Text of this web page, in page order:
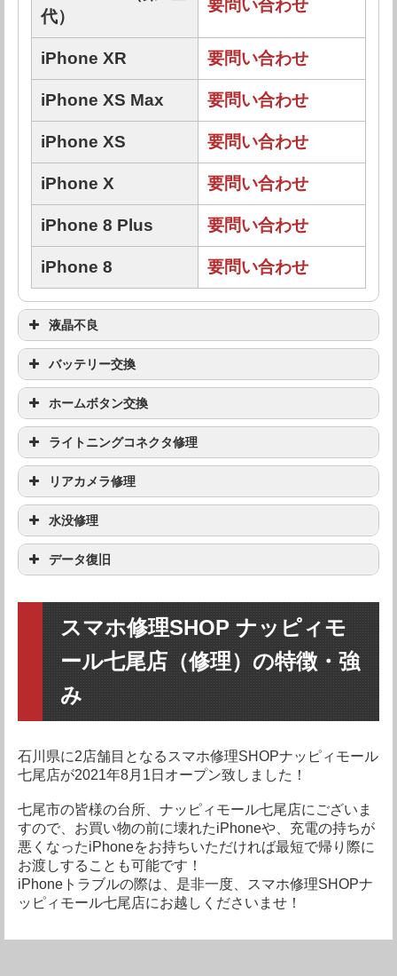
代）
要問い合わせ
iPhone XR 要問い合わせ
iPhone XS Max 要問い合わせ
iPhone XS 要問い合わせ
iPhone X 要問い合わせ
iPhone 8 Plus 要問い合わせ
iPhone 8 要問い合わせ
液晶不良
機種
iPhone 16 Pro
Max
要問い合わせ
iPhone 16 Pro 要問い合わせ
iPhone 16 Plus 要問い合わせ
iPhone 16 要問い合わせ
Max
要問い合わせ
iPhone 15 Pro 要問い合わせ
iPhone 15 Plus
iPhone 14 Pro
要問い合わせ
iPhone 14 Pro 要問い合わせ
iPhone 14 Plus 要問い合わせ
iPhone 14 要問い合わせ
バッテリー交換
機種
iPhone 16 Pro
Max
要問い合わせ
iPhone 16 Pro 要問い合わせ
iPhone 16 Plus 要問い合わせ
iPhone 15 Pro
要問い合わせ
iPhone 15 Pro
iPhone 15 要問い合わせ
iPhone 14 Pro
Max
要問い合わせ
iPhone 14 Pro
iPhone 14 Plus 要問い合わせ
ホームボタン交換
機種
iPhone 16 Pro
Max
要問い合わせ
iPhone 16 Pro 要問い合わせ
iPhone 16 要問い合わせ
iPhone 15 Pro
Max
要問い合わせ
iPhone 15 Pro 要問い合わせ
iPhone 15 Plus 要問い合わせ
iPhone 15 要問い合わせ
iPhone 14 Pro
Max
要問い合わせ
iPhone 14 Pro 要問い合わせ
ライトニングコネクタ修理
機種
iPhone 16 Pro
Max
要問い合わせ
iPhone 16 Plus 要問い合わせ
iPhone 16 要問い合わせ
iPhone 15 Pro
Max
iPhone 15 Pro 要問い合わせ
iPhone 15 Plus 要問い合わせ
iPhone 15 要問い合わせ
iPhone 14 Pro
Max
要問い合わせ
リアカメラ修理
iPhone 16 Pro
Max
要問い合わせ
iPhone 16 Pro 要問い合わせ
iPhone 16 Plus 要問い合わせ
iPhone 16
iPhone 15 Pro
Max
要問い合わせ
iPhone 15 Pro 要問い合わせ
iPhone 15 Plus 要問い合わせ
iPhone 15 要問い合わせ
要問い合わせ
水没修理
機種
iPhone 16 Pro
Max
iPhone 16 Pro 要問い合わせ
iPhone 16 Plus
iPhone 16
iPhone 15 Pro
Max
iPhone 15 Pro 要問い合わせ
iPhone 15 Plus 要問い合わせ
データ復旧
iPhone 16 Pro
Max
要問い合わせ
iPhone 16 Pro
iPhone 16 要問い合わせ
iPhone 15 Pro
Max
要問い合わせ
iPhone 15 Pro 要問い合わせ
スマホ修理SHOP ナッピィモ
ール七尾店（修理）の特徴・強
み
石川県に2店舗目となるスマホ修理SHOPナッピィモール
七尾店が2021年8月1日オープン致しました！
七尾市の皆様の台所、ナッピィモール七尾店にございま
すので、お買い物の前に壊れたiPhoneや、充電の持ちが
悪くなったiPhoneをお持ちいただければ最短で帰り際に
お渡しすることも可能です！
iPhoneトラブルの際は、是非一度、スマホ修理SHOPナ
ッピィモール七尾店にお越しくださいませ！